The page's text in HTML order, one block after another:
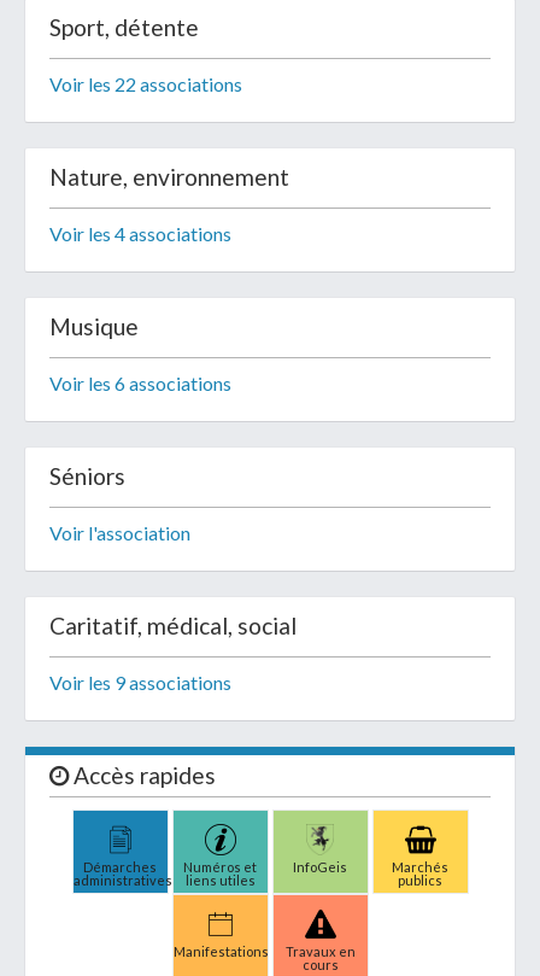
Sport, détente
Voir les 22 associations
Nature, environnement
Voir les 4 associations
Musique
Voir les 6 associations
Séniors
Voir l'association
Caritatif, médical, social
Voir les 9 associations
Accès rapides
Démarches
administratives
Numéros et
liens utiles
InfoGeis
Marchés
publics
Manifestations
Travaux en
cours
Télécharger votre fichier
Uniquement PDF (.pdf), JPEG (.jpeg / .jpg) ou
document WORD (.doc, .docx)
En soumettant ce formulaire, j'accepte
que mes données personnelles soient traitées par la
Mairie de Geispolsheim.